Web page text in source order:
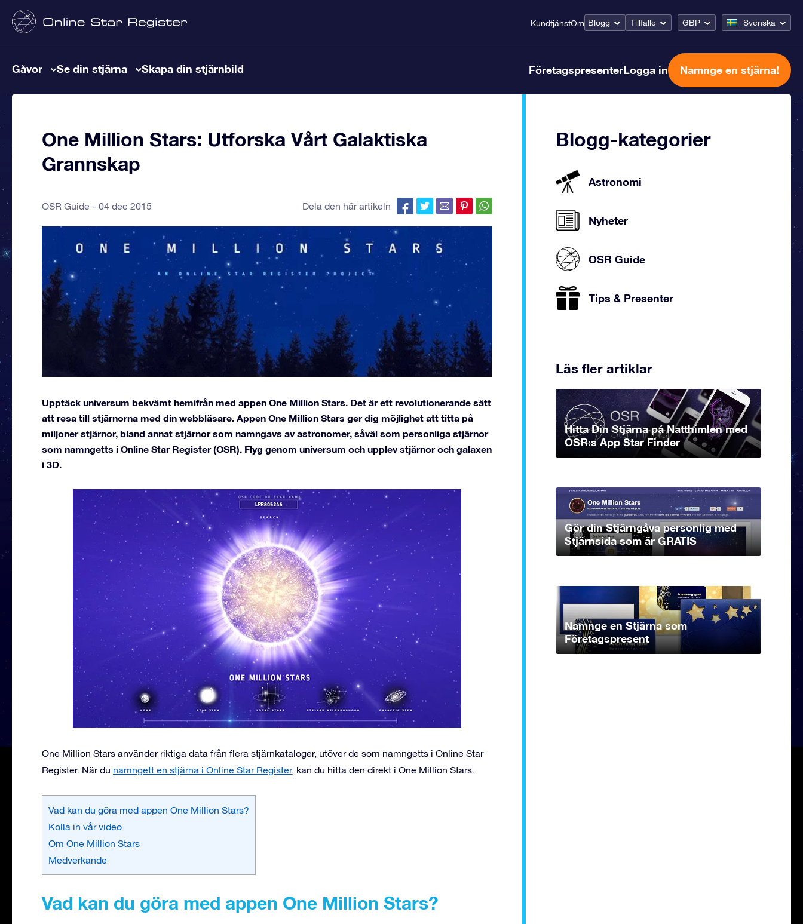
KundtjänstOm Blogg Tillfälle GBP Svenska
Gåvor Se din stjärna Skapa din stjärnbild FöretagspresenterLogga in Namnge en stjärna!
One Million Stars: Utforska Vårt Galaktiska
Grannskap
OSR Guide 04 dec 2015 Dela den här artikeln
Upptäck universum bekvämt hemifrån med appen One Million Stars. Det är ett revolutionerande sätt
att resa till stjärnorna med din webbläsare. Appen One Million Stars ger dig möjlighet att titta på
miljoner stjärnor, bland annat stjärnor som namngavs av astronomer, såväl som personliga stjärnor
som namngetts i Online Star Register (OSR). Flyg genom universum och upplev stjärnor och galaxen
i 3D.
One Million Stars använder riktiga data från flera stjärnkataloger, utöver de som namngetts i Online Star
Register. När du namngett en stjärna i Online Star Register, kan du hitta den direkt i One Million Stars.
Vad kan du göra med appen One Million Stars?
Kolla in vår video
Om One Million Stars
Medverkande
Vad kan du göra med appen One Million Stars?
Blogg-kategorier
Astronomi
Nyheter
OSR Guide
Tips & Presenter
Läs fler artiklar
Hitta Din Stjärna på Natthimlen med
OSR:s App Star Finder
Gör din Stjärngåva personlig med
Stjärnsida som är GRATIS
Namnge en Stjärna som
Företagspresent